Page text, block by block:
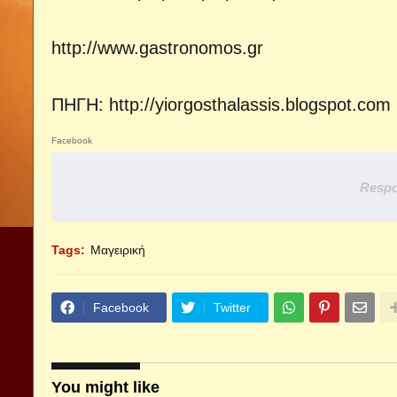
http://www.gastronomos.gr
ΠΗΓΗ: http://yiorgosthalassis.blogspot.com
Facebook
Tags: Μαγειρική
Facebook Twitter
You might like